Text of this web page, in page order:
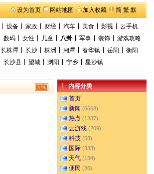
设为首页 网站地图 加入收藏 简 繁 默
设备 家政 财经 汽车 美食 影视
云手机
数码 女性 儿童 八卦 军事 装饰
游戏攻略
长株潭 长沙 株洲 湘潭 春华镇 岳阳
衡阳
长沙县 望城 浏阳 宁乡
星沙镇
内容分类
首页
新闻 (6668)
热点 (1337)
云游戏 (209)
科技 (58)
国际 (333)
天气 (134)
便民 (36)